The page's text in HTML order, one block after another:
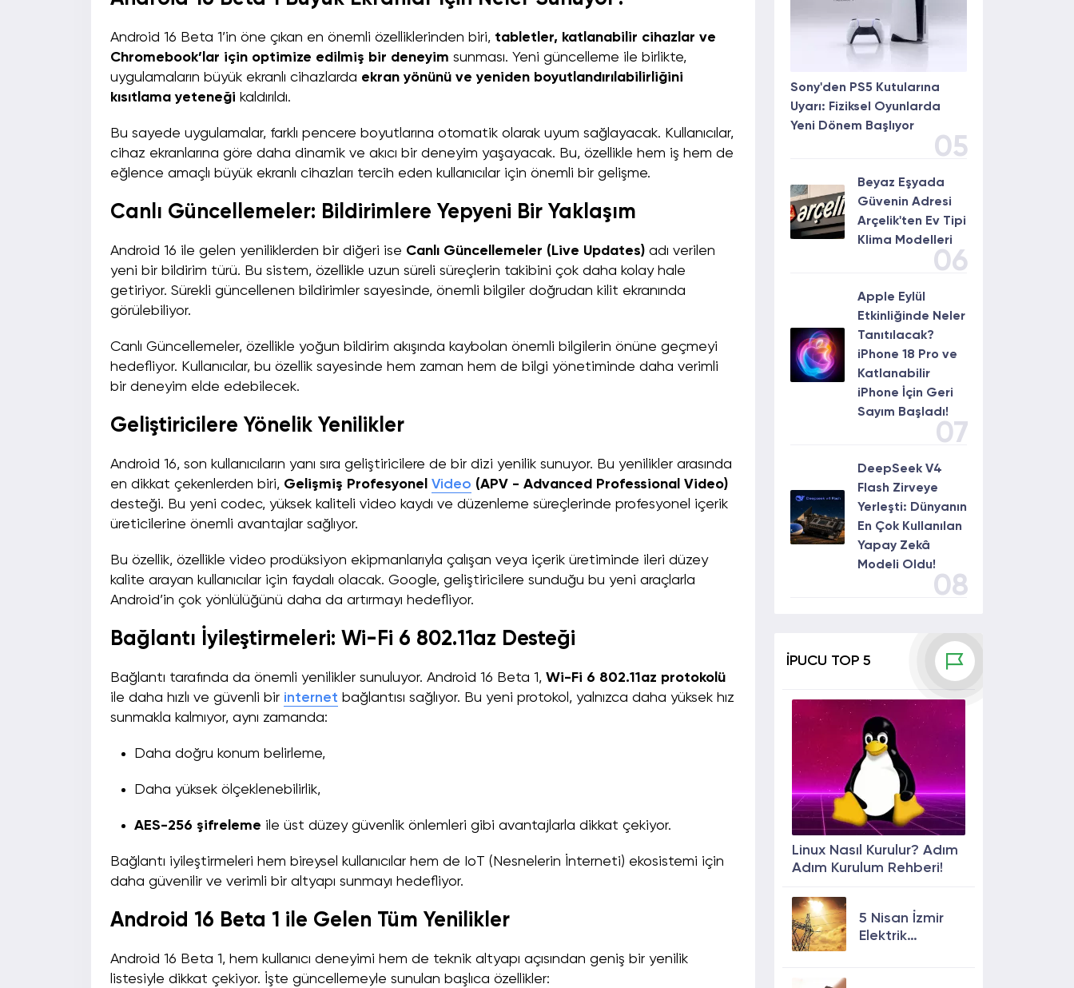
Android 16 Beta 1’in öne çıkan en önemli özelliklerinden biri, tabletler, katlanabilir cihazlar ve
Chromebook’lar için optimize edilmiş bir deneyim sunması. Yeni güncelleme ile birlikte,
uygulamaların büyük ekranlı cihazlarda ekran yönünü ve yeniden boyutlandırılabilirliğini
kısıtlama yeteneği kaldırıldı.
Bu sayede uygulamalar, farklı pencere boyutlarına otomatik olarak uyum sağlayacak. Kullanıcılar,
cihaz ekranlarına göre daha dinamik ve akıcı bir deneyim yaşayacak. Bu, özellikle hem iş hem de
eğlence amaçlı büyük ekranlı cihazları tercih eden kullanıcılar için önemli bir gelişme.
Canlı Güncellemeler: Bildirimlere Yepyeni Bir Yaklaşım
Android 16 ile gelen yeniliklerden bir diğeri ise Canlı Güncellemeler (Live Updates) adı verilen
yeni bir bildirim türü. Bu sistem, özellikle uzun süreli süreçlerin takibini çok daha kolay hale
getiriyor. Sürekli güncellenen bildirimler sayesinde, önemli bilgiler doğrudan kilit ekranında
görülebiliyor.
Canlı Güncellemeler, özellikle yoğun bildirim akışında kaybolan önemli bilgilerin önüne geçmeyi
hedefliyor. Kullanıcılar, bu özellik sayesinde hem zaman hem de bilgi yönetiminde daha verimli
bir deneyim elde edebilecek.
Geliştiricilere Yönelik Yenilikler
Android 16, son kullanıcıların yanı sıra geliştiricilere de bir dizi yenilik sunuyor. Bu yenilikler arasında
en dikkat çekenlerden biri, Gelişmiş Profesyonel Video (APV - Advanced Professional Video)
desteği. Bu yeni codec, yüksek kaliteli video kaydı ve düzenleme süreçlerinde profesyonel içerik
üreticilerine önemli avantajlar sağlıyor.
Bu özellik, özellikle video prodüksiyon ekipmanlarıyla çalışan veya içerik üretiminde ileri düzey
kalite arayan kullanıcılar için faydalı olacak. Google, geliştiricilere sunduğu bu yeni araçlarla
Android’in çok yönlülüğünü daha da artırmayı hedefliyor.
Bağlantı İyileştirmeleri: Wi-Fi 6 802.11az Desteği
Bağlantı tarafında da önemli yenilikler sunuluyor. Android 16 Beta 1, Wi-Fi 6 802.11az protokolü
ile daha hızlı ve güvenli bir internet bağlantısı sağlıyor. Bu yeni protokol, yalnızca daha yüksek hız
sunmakla kalmıyor, aynı zamanda:
Daha doğru konum belirleme,
Daha yüksek ölçeklenebilirlik,
AES-256 şifreleme ile üst düzey güvenlik önlemleri gibi avantajlarla dikkat çekiyor.
Bağlantı iyileştirmeleri hem bireysel kullanıcılar hem de IoT (Nesnelerin İnterneti) ekosistemi için
daha güvenilir ve verimli bir altyapı sunmayı hedefliyor.
Android 16 Beta 1 ile Gelen Tüm Yenilikler
Android 16 Beta 1, hem kullanıcı deneyimi hem de teknik altyapı açısından geniş bir yenilik
listesiyle dikkat çekiyor. İşte güncellemeyle sunulan başlıca özellikler:
Sony'den PS5 Kutularına
Uyarı: Fiziksel Oyunlarda
Yeni Dönem Başlıyor
05
Beyaz Eşyada
Güvenin Adresi
Arçelik'ten Ev Tipi
Klima Modelleri
06
Apple Eylül
Etkinliğinde Neler
Tanıtılacak?
iPhone 18 Pro ve
Katlanabilir
iPhone İçin Geri
Sayım Başladı!
07
DeepSeek V4
Flash Zirveye
Yerleşti: Dünyanın
En Çok Kullanılan
Yapay Zekâ
Modeli Oldu!
08
İPUCU TOP 5
Linux Nasıl Kurulur? Adım
Adım Kurulum Rehberi!
5 Nisan İzmir
Elektrik